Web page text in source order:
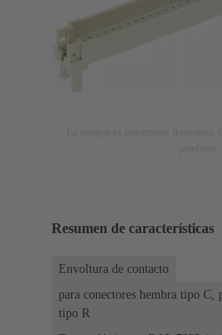
Resumen de características
Envoltura de contacto
para conectores hembra tipo C,
tipo R